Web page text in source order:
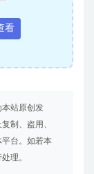
看
本站原创发
制、盗用、
台。如若本
理。